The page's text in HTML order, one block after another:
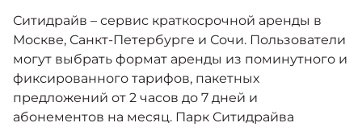
Ситидрайв – сервис краткосрочной аренды в
Москве, Санкт-Петербурге и Сочи. Пользователи
могут выбрать формат аренды из поминутного и
фиксированного тарифов, пакетных
предложений от 2 часов до 7 дней и
абонементов на месяц. Парк Ситидрайва